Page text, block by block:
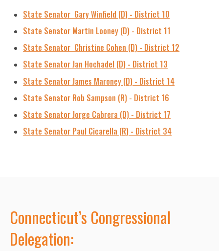
State Senator Gary Winfield (D) - District 10
State Senator Martin Looney (D) - District 11
State Senator Christine Cohen (D) - District 12
State Senator Jan Hochadel (D) - District 13
State Senator James Maroney (D) - District 14
State Senator Rob Sampson (R) - District 16
State Senator Jorge Cabrera (D) - District 17
State Senator Paul Cicarella (R) - District 34
Connecticut’s Congressional
Delegation: